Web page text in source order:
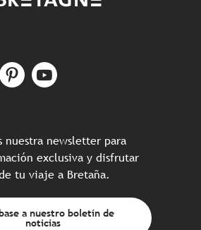
nuestra newsletter para
exclusiva y disfrutar
tu viaje a Bretaña.
a nuestro boletín de
noticias